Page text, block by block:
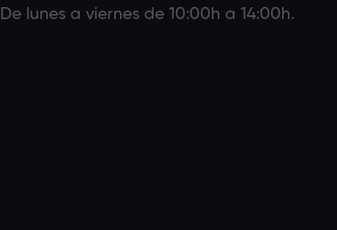
De lunes a viernes de 10:00h a 14:00h.